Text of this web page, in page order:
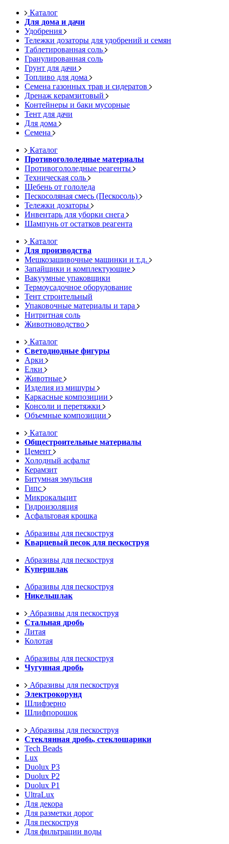
Каталог
Для дома и дачи
Удобрения
Тележки дозаторы для удобрений и семян
Таблетированная соль
Гранулированная соль
Грунт для дачи
Топливо для дома
Семена газонных трав и сидератов
Дренаж керамзитовый
Контейнеры и баки мусорные
Тент для дачи
Для дома
Семена
Каталог
Противогололедные материалы
Противогололедные реагенты
Техническая соль
Щебень от гололеда
Пескосоляная смесь (Пескосоль)
Тележки дозаторы
Инвентарь для уборки снега
Шампунь от остатков реагента
Каталог
Для производства
Мешкозашивочные машинки и т.д.
Запайщики и комплектующие
Вакуумные упаковщики
Термоусадочное оборудование
Тент строительный
Упаковочные материалы и тара
Нитритная соль
Животноводство
Каталог
Светодиодные фигуры
Арки
Елки
Животные
Изделия из мишуры
Каркасные композиции
Консоли и перетяжки
Объемные композиции
Каталог
Общестроительные материалы
Цемент
Холодный асфальт
Керамзит
Битумная эмульсия
Гипс
Микрокальцит
Гидроизоляция
Асфальтовая крошка
Абразивы для пескоструя
Кварцевый песок для пескоструя
Абразивы для пескоструя
Купершлак
Абразивы для пескоструя
Никельшлак
Абразивы для пескоструя
Стальная дробь
Литая
Колотая
Абразивы для пескоструя
Чугунная дробь
Абразивы для пескоструя
Электрокорунд
Шлифзерно
Шлифпорошок
Абразивы для пескоструя
Стеклянная дробь, стеклошарики
Tech Beads
Lux
Duolux P3
Duolux P2
Duolux P1
UltraLux
Для декора
Для разметки дорог
Для пескоструя
Для фильтрации воды